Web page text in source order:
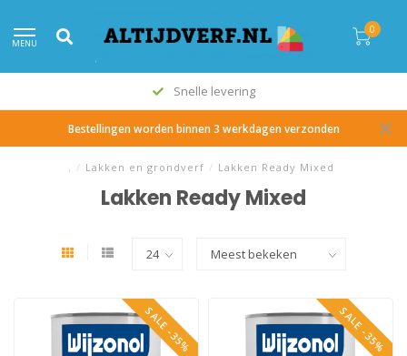
MENU
0
Snelle levering
Bestellingen worden binnen 3 werkdagen verzonden
. / Lakken en grondverf / Lakken Ready Mixed
Lakken Ready Mixed
SALE -35% SALE -35%